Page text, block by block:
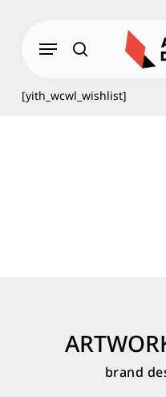
content
search
Menu
[yith_wcwl_wishlist]
brand